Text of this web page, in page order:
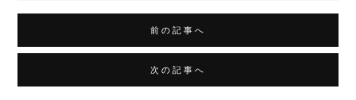
前の記事へ
次の記事へ